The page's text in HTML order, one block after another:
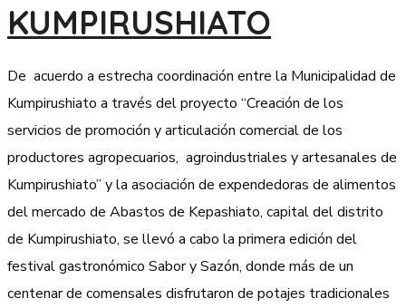
KUMPIRUSHIATO
De acuerdo a estrecha coordinación entre la Municipalidad de
Kumpirushiato a través del proyecto “Creación de los
servicios de promoción y articulación comercial de los
productores agropecuarios, agroindustriales y artesanales de
Kumpirushiato” y la asociación de expendedoras de alimentos
del mercado de Abastos de Kepashiato, capital del distrito
de Kumpirushiato, se llevó a cabo la primera edición del
festival gastronómico Sabor y Sazón, donde más de un
centenar de comensales disfrutaron de potajes tradicionales